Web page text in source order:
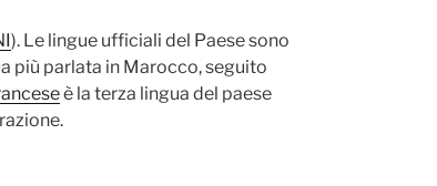
). Le lingue ufficiali del Paese sono
più parlata in Marocco, seguito
è la terza lingua del paese